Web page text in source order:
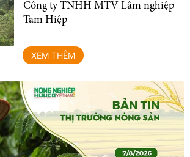
Công ty TNHH MTV Lâm nghiệp
Tam Hiệp
XEM THÊM